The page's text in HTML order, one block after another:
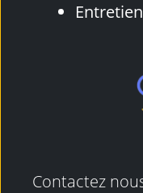
Contactez